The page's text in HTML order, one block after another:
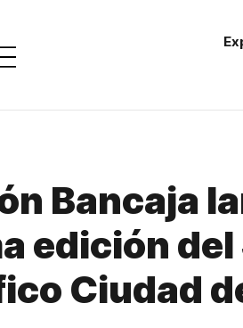
Bancaja
edición del
Ciudad